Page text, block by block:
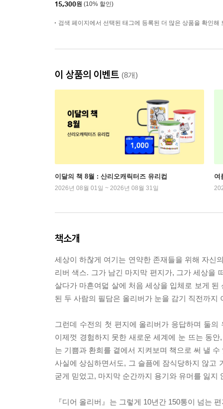
15,300원 (10% 할인)
검색 페이지에서 선택된 태그에 등록된 더 많은 상품을 확인해
이 상품의 이벤트 (8개)
이달의 책 8월 : 산리오캐릭터즈 유리컵
2026년 08월 01일 ~ 2026년 08월 31일
여
책소개
세상이 하찮게 여기는 연약한 존재들을 위해 자신
리버 색스. 그가 남긴 마지막 편지가, 그가 세상을
살다가 마흔여덟 살에 처음 세상을 입체로 보게
된 두 사람의 필담은 올리버가 눈을 감기 직전까지
그런데 수전의 첫 편지에 올리버가 응답하며 둘
이제껏 경험하지 못한 새로운 세계에 눈 뜨는 동
는 기쁨과 환희를 곁에서 지켜보며 책으로 써 낼
사실에 상심하면서도, 그 슬픔에 잠식당하지 않고
굳게 믿었고, 마지막 순간까지 용기와 유머를 잃지
『디어 올리버』는 그렇게 10년간 150통이 넘는